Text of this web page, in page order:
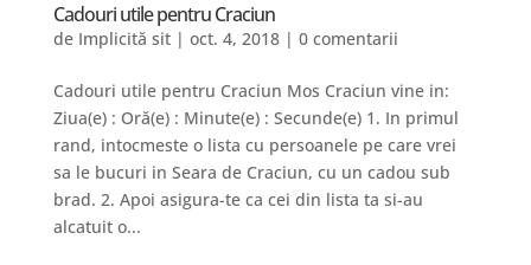
Cadouri utile pentru Craciun
de Implicită sit| oct. 4, 2018| 0 comentarii
Cadouri utile pentru Craciun Mos Craciun vine in:
Ziua(e) : Oră(e) : Minute(e) : Secunde(e) 1. In primul
rand, intocmeste o lista cu persoanele pe care vrei
sa le bucuri in Seara de Craciun, cu un cadou sub
brad. 2. Apoi asigura-te ca cei din lista ta si-au
alcatuit o...